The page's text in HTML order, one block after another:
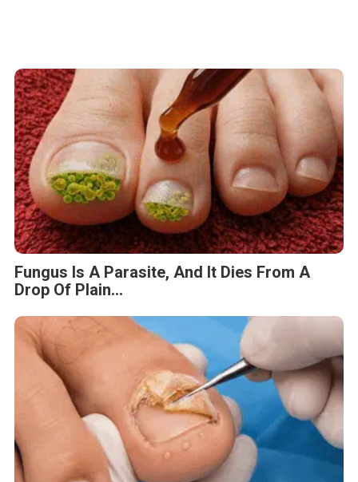
Fungus Is A Parasite, And It Dies From A
Drop Of Plain...
Fungus Dries Up And Falls Off After The
First Use